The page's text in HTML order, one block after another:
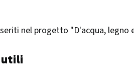
nel progetto "D'acqua,
utili